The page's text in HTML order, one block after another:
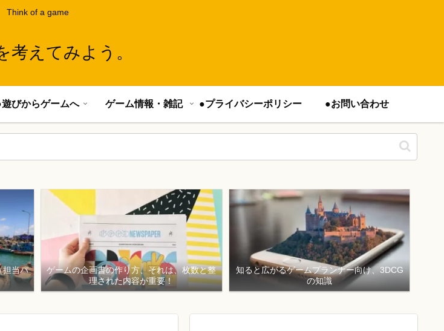
Think of a game
考えてみよう。
遊びからゲームへ ゲーム情報・雑記 ●プライバシーポリシー ●お問い合わせ
担当パ
ゲームの企画書の作り方、それは、枚数と整
理された内容が重要！
知ると広がるゲームプランナー向け、3DCG
の知識